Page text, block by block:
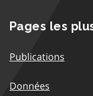
Pages les
Publications
Données